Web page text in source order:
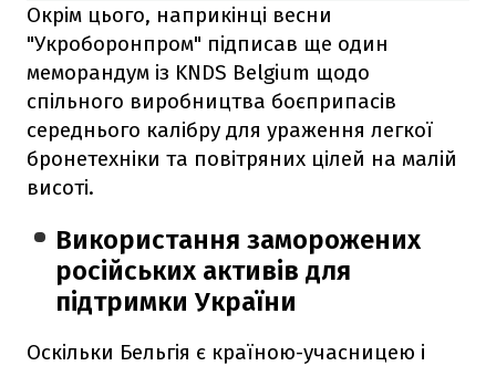
Окрім цього, наприкінці весни
"Укроборонпром" підписав ще один
меморандум із KNDS Belgium щодо
спільного виробництва боєприпасів
середнього калібру для ураження легкої
бронетехніки та повітряних цілей на малій
висоті.
Використання заморожених
російських активів для
підтримки України
Оскільки Бельгія є країною-учасницею і